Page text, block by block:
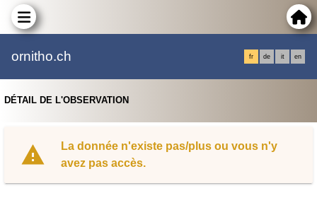
ornitho.ch fr de it en
DÉTAIL DE L'OBSERVATION
La donnée n'existe pas/plus ou vous n'y
avez pas accès.